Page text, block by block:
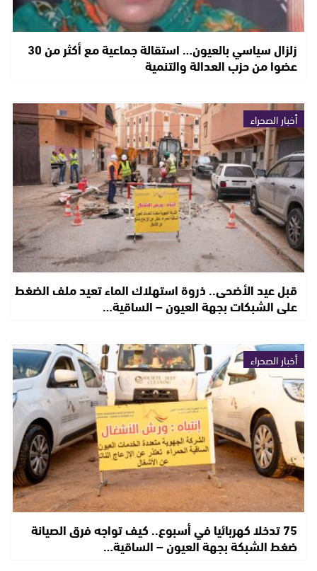
زلزال سياسي بالعيون… استقالة جماعية مع أكثر من 30
عضوا من حزب العدالة والتنمية
أخبار الصحراء
قبل عيد الأضحى.. ذروة استهلاك الماء تعيد ملف الضغط
على الشبكات بجهة العيون – الساقية…
أخبار الصحراء
75 تدخلا كهربائيا في أسبوع.. كيف تواجه فرق الصيانة
ضغط الشبكة بجهة العيون – الساقية…